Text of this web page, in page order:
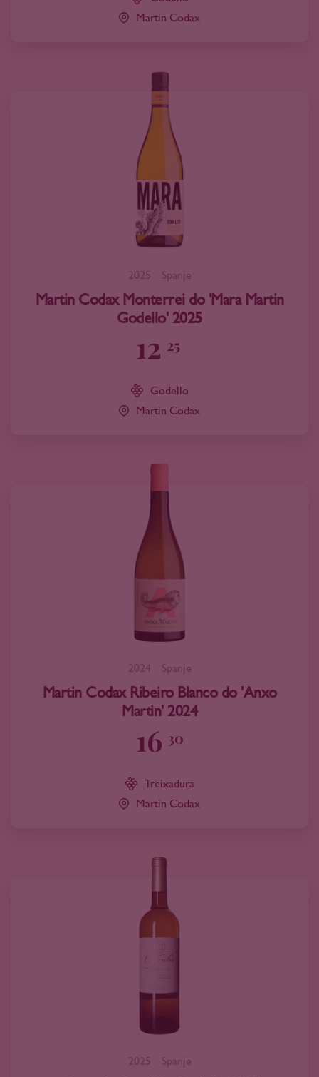
Martin Codax
2025 Spanje
Martin Codax Monterrei do 'Mara Martin
Godello' 2025
12 25
Godello
Martin Codax
2024 Spanje
Martin Codax Ribeiro Blanco do 'Anxo
Martin' 2024
16 30
Treixadura
Martin Codax
2025 Spanje